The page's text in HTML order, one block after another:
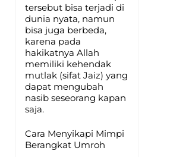
tersebut bisa terjadi di
dunia nyata, namun
bisa juga berbeda,
karena pada
hakikatnya Allah
memiliki kehendak
mutlak (sifat Jaiz) yang
dapat mengubah
nasib seseorang kapan
saja.
Cara Menyikapi Mimpi
Berangkat Umroh